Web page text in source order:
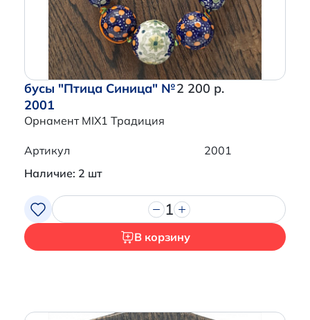
бусы "Птица Синица" №
2001
Орнамент MIX1 Традиция
2 200 р.
Артикул
2001
Наличие: 2 шт
1
В корзину